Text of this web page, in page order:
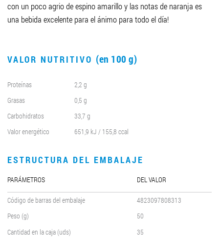
con un poco agrio de espino amarillo y las notas de naranja es
una bebida excelente para el ánimo para todo el día!
VALOR NUTRITIVO (en 100 g)
Proteínas
2,2 g
Grasas
0,5 g
Carbohidratos
33,7 g
Valor energético
651,9 kJ / 155,8 ccal
ESTRUCTURA DEL EMBALAJE
PARÁMETROS DEL VALOR
Código de barras del embalaje
4823097808313
Peso (g)
50
Cantidad en la caja (uds)
35